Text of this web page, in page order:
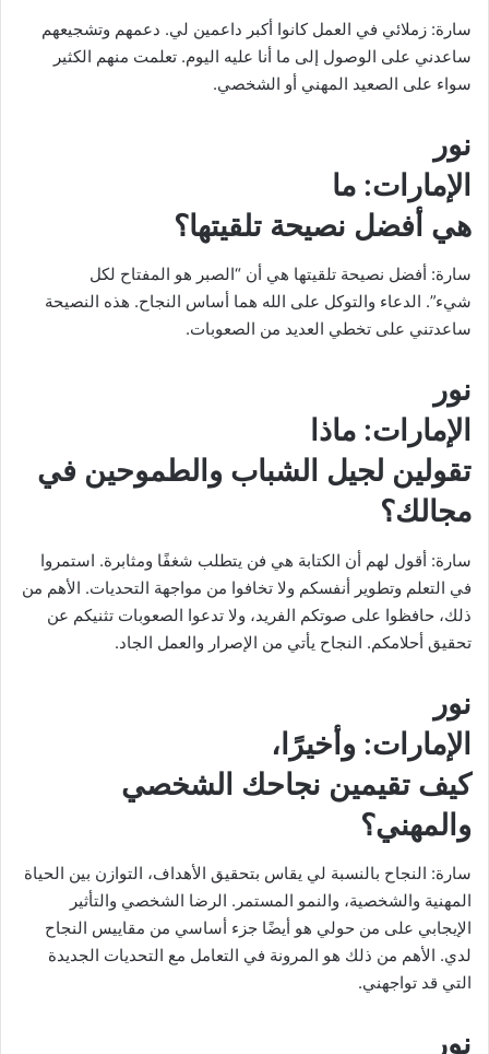
سارة: زملائي في العمل كانوا أكبر داعمين لي. دعمهم وتشجيعهم
ساعدني على الوصول إلى ما أنا عليه اليوم. تعلمت منهم الكثير
سواء على الصعيد المهني أو الشخصي.
نور
الإمارات: ما
هي أفضل نصيحة تلقيتها؟
سارة: أفضل نصيحة تلقيتها هي أن “الصبر هو المفتاح لكل
شيء”. الدعاء والتوكل على الله هما أساس النجاح. هذه النصيحة
ساعدتني على تخطي العديد من الصعوبات.
نور
الإمارات: ماذا
تقولين لجيل الشباب والطموحين في
مجالك؟
سارة: أقول لهم أن الكتابة هي فن يتطلب شغفًا ومثابرة. استمروا
في التعلم وتطوير أنفسكم ولا تخافوا من مواجهة التحديات. الأهم من
ذلك، حافظوا على صوتكم الفريد، ولا تدعوا الصعوبات تثنيكم عن
تحقيق أحلامكم. النجاح يأتي من الإصرار والعمل الجاد.
نور
الإمارات: وأخيرًا،
كيف تقيمين نجاحك الشخصي
والمهني؟
سارة: النجاح بالنسبة لي يقاس بتحقيق الأهداف، التوازن بين الحياة
المهنية والشخصية، والنمو المستمر. الرضا الشخصي والتأثير
الإيجابي على من حولي هو أيضًا جزء أساسي من مقاييس النجاح
لدي. الأهم من ذلك هو المرونة في التعامل مع التحديات الجديدة
التي قد تواجهني.
نور